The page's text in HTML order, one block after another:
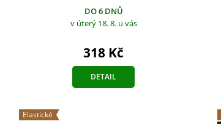
DO 6 DNŮ
v úterý 18. 8. u vás
318 Kč
DETAIL
Elastické